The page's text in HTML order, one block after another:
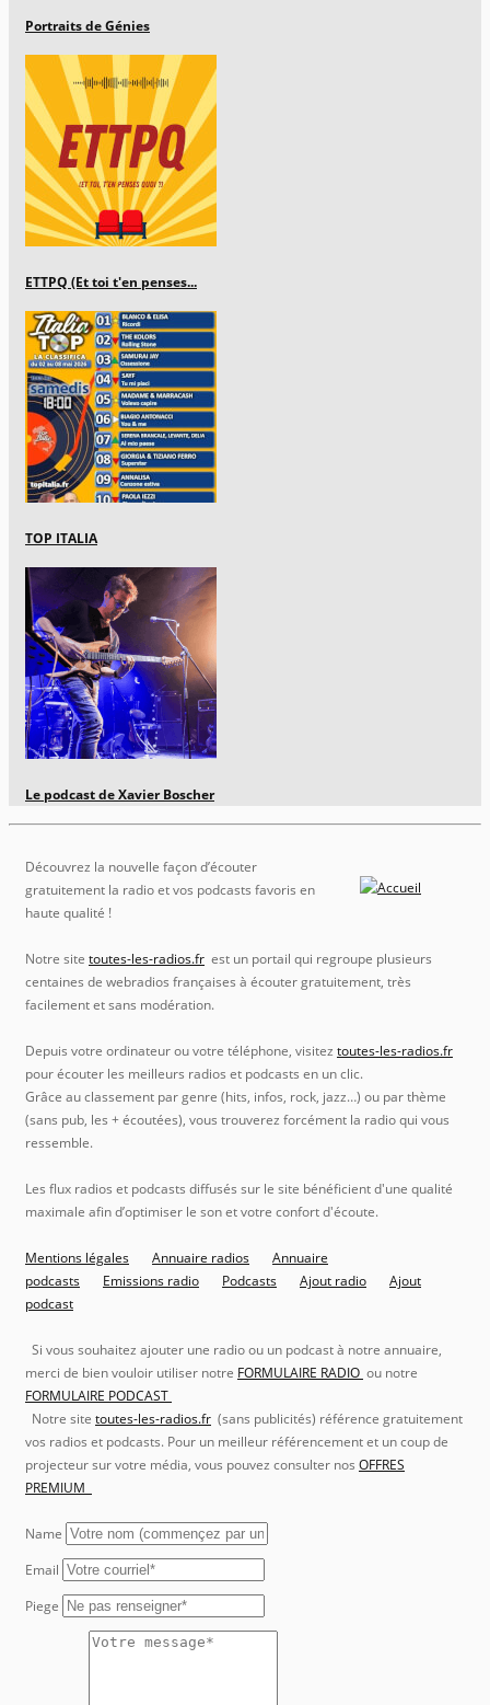
Portraits de Génies
ETTPQ (Et toi t'en penses...
TOP ITALIA
Le podcast de Xavier Boscher
Découvrez la nouvelle façon d’écouter
gratuitement la radio et vos podcasts favoris en
haute qualité !
Notre site toutes-les-radios.fr est un portail qui regroupe plusieurs
centaines de webradios françaises à écouter gratuitement, très
facilement et sans modération.
Depuis votre ordinateur ou votre téléphone, visitez toutes-les-radios.fr
pour écouter les meilleurs radios et podcasts en un clic.
Grâce au classement par genre (hits, infos, rock, jazz…) ou par thème
(sans pub, les + écoutées), vous trouverez forcément la radio qui vous
ressemble.
Les flux radios et podcasts diffusés sur le site bénéficient d'une qualité
maximale afin d’optimiser le son et votre confort d'écoute.
Mentions légales Annuaire radios
Annuaire
podcasts
Emissions radio Podcasts Ajout radio
Ajout
podcast
Si vous souhaitez ajouter une radio ou un podcast à notre annuaire,
merci de bien vouloir utiliser notre FORMULAIRE RADIO ou notre
FORMULAIRE PODCAST
Notre site toutes-les-radios.fr (sans publicités) référence gratuitement
vos radios et podcasts. Pour un meilleur référencement et un coup de
projecteur sur votre média, vous pouvez consulter nos OFFRES
PREMIUM
Name
Email
Piege